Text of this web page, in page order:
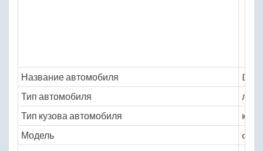
Название автомобиля
Тип автомобиля
Тип кузова автомобиля
Модель